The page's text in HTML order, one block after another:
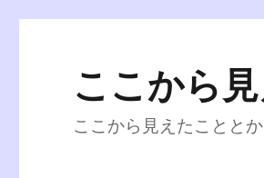
ここから
ここから見えたことと